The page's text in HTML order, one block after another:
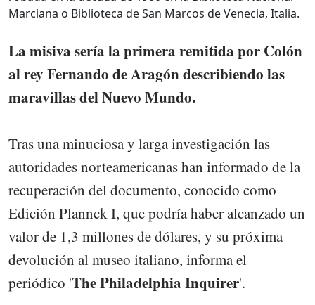
Marciana o Biblioteca de San Marcos de Venecia, Italia.
La misiva sería la primera remitida por Colón
al rey Fernando de Aragón describiendo las
maravillas del Nuevo Mundo.
Tras una minuciosa y larga investigación las
autoridades norteamericanas han informado de la
recuperación del documento, conocido como
Edición Plannck I, que podría haber alcanzado un
valor de 1,3 millones de dólares, y su próxima
devolución al museo italiano, informa el
periódico 'The Philadelphia Inquirer'.